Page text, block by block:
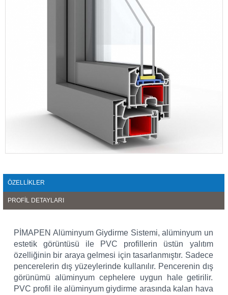
ÖZELLİKLER
PROFİL DETAYLARI
PİMAPEN Alüminyum Giydirme Sistemi, alüminyum un
estetik görüntüsü ile PVC profillerin üstün yalıtım
özelliğinin bir araya gelmesi için tasarlanmıştır. Sadece
pencerelerin dış yüzeylerinde kullanılır. Pencerenin dış
görünümü alüminyum cephelere uygun hale getirilir.
PVC profil ile alüminyum giydirme arasında kalan hava